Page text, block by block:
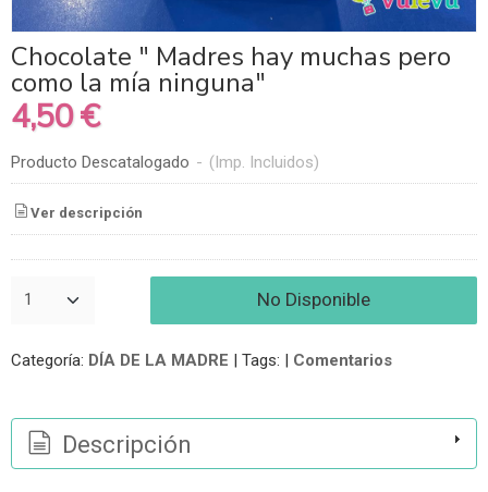
Chocolate " Madres hay muchas pero
como la mía ninguna"
4,50 €
Producto Descatalogado - (Imp. Incluidos)
Ver descripción
No Disponible
Categoría: DÍA DE LA MADRE | Tags: | Comentarios
Descripción